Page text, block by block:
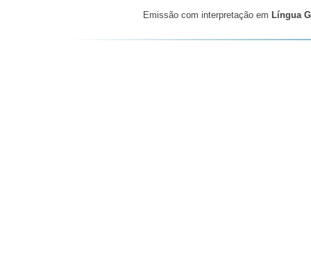
Emissão com interpretação em Língua